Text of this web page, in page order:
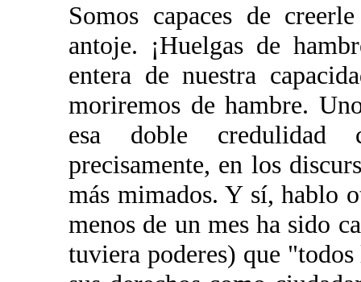
Somos capaces de
antoje. ¡Huelgas de
entera de nuestra
moriremos de hambre.
esa doble credulidad
precisamente, en los
más mimados. Y sí, hablo
menos de un mes ha sido
tuviera poderes) que